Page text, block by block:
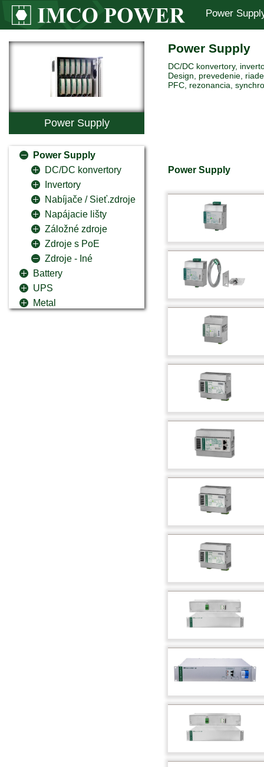
Power
Power Supply
Power Supply
DC/DC konvertory
Invertory
Nabíjače / Sieť.zdroje
Napájacie lišty
Záložné zdroje
Zdroje s PoE
Zdroje - Iné
Battery
UPS
Metal
Power Supply
DC/DC konvertory,
Design, prevedenie,
PFC, rezonancia,
Power Supply